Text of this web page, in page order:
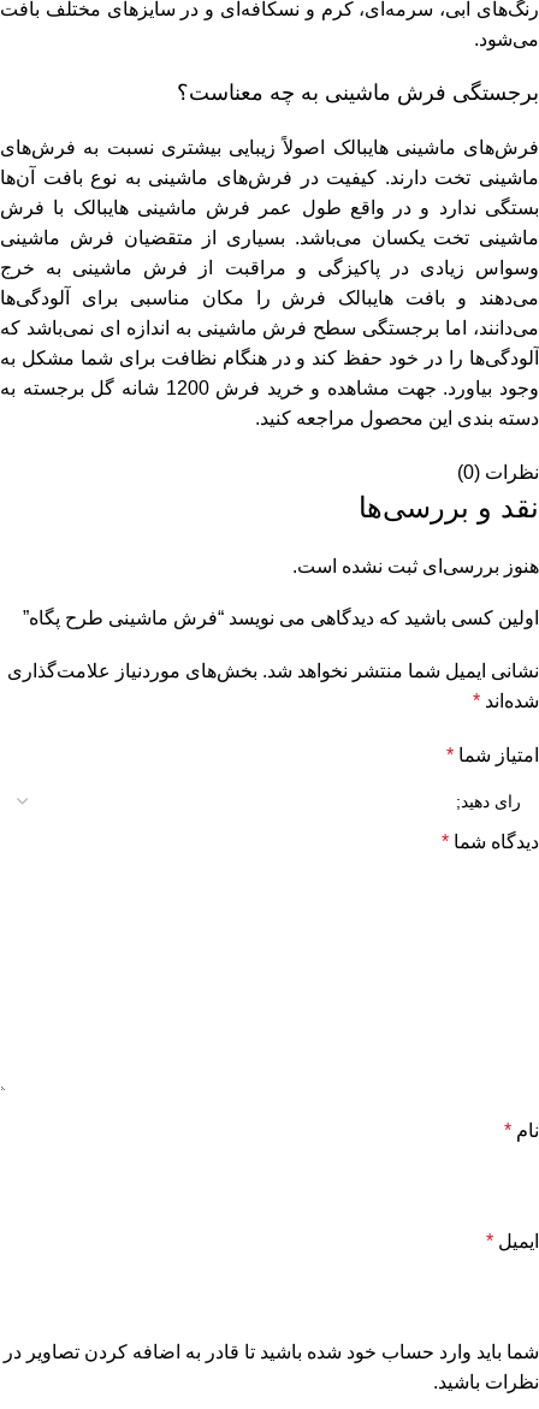
رنگ‌های آبی، سرمه‌ای، کرم و نسکافه‌ای و در سایز‌های مختلف بافت
می‌شود.
برجستگی فرش ماشینی به چه معناست؟
فرش‌های ماشینی هایبالک اصولاً زیبایی بیشتری نسبت به فرش‌های
ماشینی تخت دارند. کیفیت در فرش‌های ماشینی به نوع بافت آن‌ها
بستگی ندارد و در واقع طول عمر فرش ماشینی هایبالک با فرش
ماشینی تخت یکسان می‌باشد. بسیاری از متقضیان فرش ماشینی
وسواس زیادی در پاکیزگی و مراقبت از فرش ماشینی به خرج
می‌دهند و بافت هایبالک فرش را مکان مناسبی برای آلودگی‌ها
می‌دانند، اما برجستگی سطح فرش ماشینی به اندازه ای نمی‌باشد که
آلودگی‌ها را در خود حفظ کند و در هنگام نظافت برای شما مشکل به
وجود بیاورد. جهت مشاهده و خرید فرش 1200 شانه گل برجسته
به
دسته بندی این محصول مراجعه کنید.
نظرات (0)
نقد و بررسی‌ها
هنوز بررسی‌ای ثبت نشده است.
اولین کسی باشید که دیدگاهی می نویسد “فرش ماشینی طرح پگاه”
نشانی ایمیل شما منتشر نخواهد شد. بخش‌های موردنیاز علامت‌گذاری
شده‌اند *
امتیاز شما *
دیدگاه شما *
نام *
ایمیل *
شما باید وارد حساب خود شده باشید تا قادر به اضافه کردن تصاویر در
نظرات باشید.